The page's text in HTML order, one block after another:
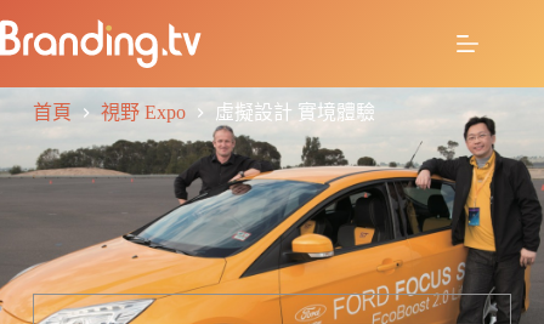
首頁 視野 Expo 虛擬設計 實境體驗